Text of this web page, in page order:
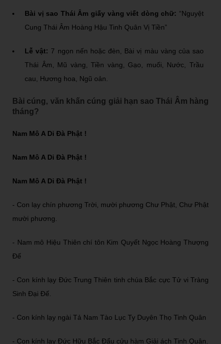
Bài vị sao Thái Âm giấy vàng viết dòng chữ: “Nguyệt
Cung Thái Âm Hoàng Hậu Tinh Quân Vị Tiền”
Lễ vật: 7 ngọn nến hoặc đèn, Bài vị màu vàng của sao
Thái Âm, Mũ vàng, Tiền vàng, Gạo, muối, Nước, Trầu
cau, Hương hoa, Ngũ oản.
Bài cúng, văn khấn cúng giải hạn sao Thái Âm hàng
tháng?
Nam Mô A Di Đà Phật !
Nam Mô A Di Đà Phật !
Nam Mô A Di Đà Phật !
- Con lạy chín phương Trời, mười phương Chư Phật, Chư Phật
mười phương.
- Nam mô Hiệu Thiên chí tôn Kim Quyết Ngọc Hoàng Thượng
Đế
- Con kính lạy Đức Trung Thiên tinh chúa Bắc cực Tử vi Tràng
Sinh Đại Đế.
- Con kính lạy ngài Tả Nam Tào Lục Ty Duyên Thọ Tinh Quân
- Con kính lạy Đức Hữu Bắc Đẩu cửu hàm Giải ách Tinh Quân.